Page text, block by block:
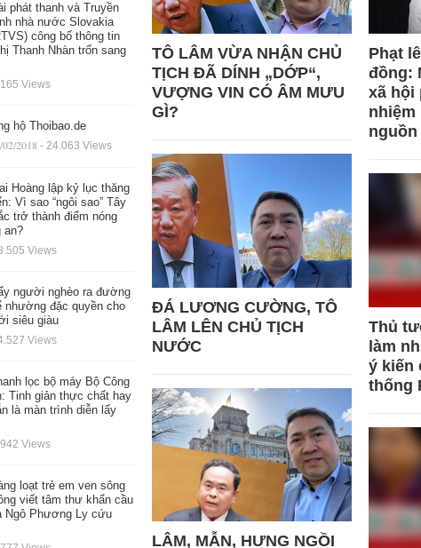
phát thanh và Truyền
nhà nước Slovakia
công bố thông tin
Thanh Nhàn trốn sang
Views
hộ Thoibao.de
02/2018 - 24.063 Views
Hoàng lập kỷ lục thăng
Vì sao “ngôi sao” Tây
trở thành điểm nóng
an?
Views
người nghèo ra đường
nhường đặc quyền cho
siêu giàu
Views
lọc bộ máy Bộ Công
Tinh giản thực chất hay
là màn trình diễn lấy
Views
loạt trẻ em ven sông
viết tâm thư khẩn cầu
Ngô Phương Ly cứu
TÔ LÂM VỪA NHẬN CHỦ
TỊCH ĐÃ DÍNH „DỚP“,
VƯỢNG VIN CÓ ÂM MƯU
GÌ?
ĐÁ LƯƠNG CƯỜNG, TÔ
LÂM LÊN CHỦ TỊCH
NƯỚC
LÂM, MẪN, HƯNG NGỒI
Phạt
đồng:
xã hội
nhiệm
Thủ
làm
ý kiến
thống